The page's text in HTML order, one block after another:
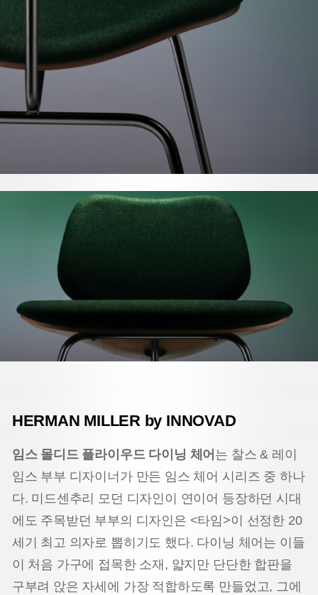
HERMAN MILLER by INNOVAD
임스 몰디드 플라이우드 다이닝 체어 는 찰스 & 레이
임스 부부 디자이너가 만든 임스 체어 시리즈 중 하나
다. 미드센추리 모던 디자인이 연이어 등장하던 시대
에도 주목받던 부부의 디자인은 <타임>이 선정한 20
세기 최고 의자로 뽑히기도 했다. 다이닝 체어는 이들
이 처음 가구에 접목한 소재, 얇지만 단단한 합판을
구부려 앉은 자세에 가장 적합하도록 만들었고, 그에